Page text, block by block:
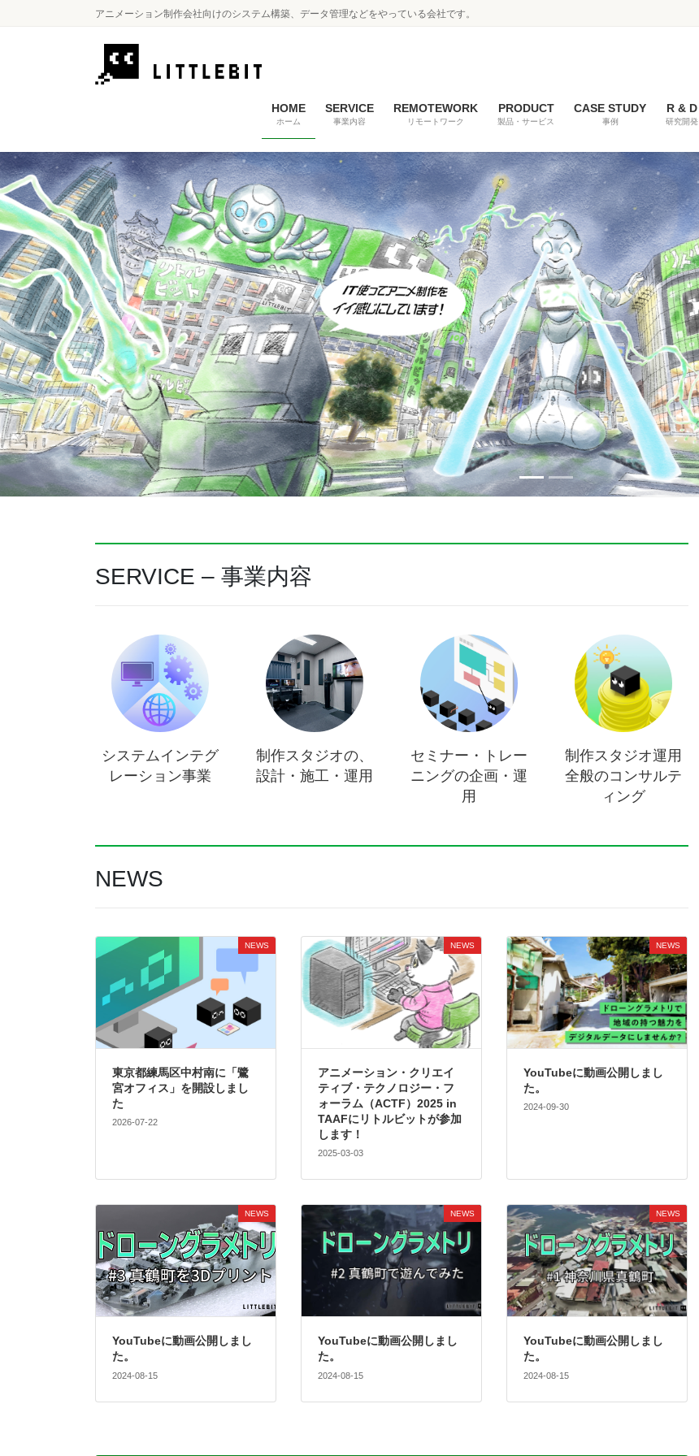
移
動
アニメーション制作会社向けのシステム構築、データ管理などをやっている会社です。
HOME
ホーム
SERVICE
事業内容
REMOTEWORK
リモートワーク
PRODUCT
製品・サービス
CASE STUDY
事例
R & D
研究開発
Previous
SERVICE – 事業内容
システムインテグ
レーション事業
制作スタジオの、
設計・施工・運用
セミナー・トレー
ニングの企画・運
用
制作スタジオ運用
全般のコンサルテ
ィング
NEWS
NEWS
東京都練馬区中村南に「鷺
宮オフィス」を開設しまし
た
2026-07-22
NEWS
アニメーション・クリエイ
ティブ・テクノロジー・フ
ォーラム（ACTF）2025 in
TAAFにリトルビットが参加
します！
2025-03-03
NEWS
YouTubeに動画公開しまし
た。
2024-09-30
NEWS
YouTubeに動画公開しまし
た。
2024-08-15
NEWS
YouTubeに動画公開しまし
た。
2024-08-15
NEWS
YouTubeに動画公開しまし
た。
2024-08-15